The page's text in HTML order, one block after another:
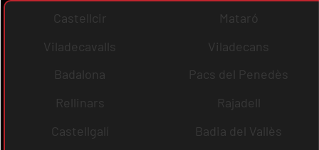
Castellcir
Mataró
Viladecavalls
Viladecans
Badalona
Pacs del Penedès
Rellinars
Rajadell
Castellgalí
Badia del Vallès